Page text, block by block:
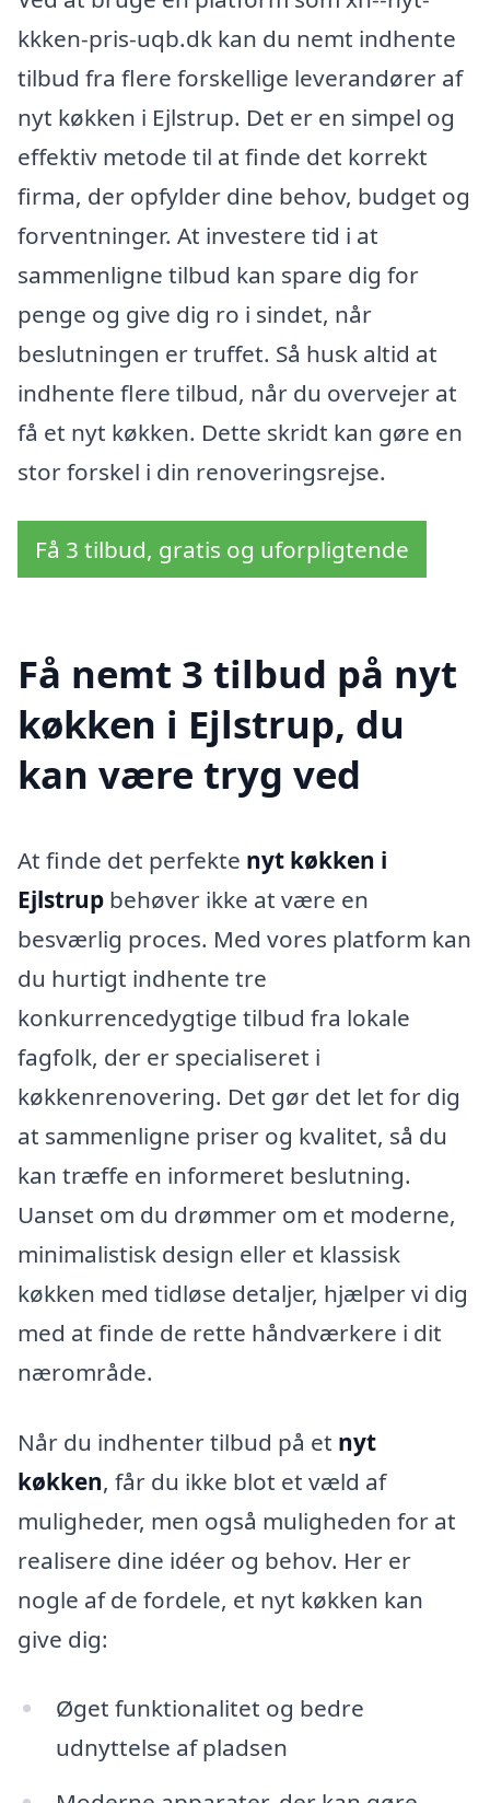
kkken-pris-uqb.dk kan du nemt indhente
tilbud fra flere forskellige leverandører af
nyt køkken i Ejlstrup. Det er en simpel og
effektiv metode til at finde det korrekt
firma, der opfylder dine behov, budget og
forventninger. At investere tid i at
sammenligne tilbud kan spare dig for
penge og give dig ro i sindet, når
beslutningen er truffet. Så husk altid at
indhente flere tilbud, når du overvejer at
få et nyt køkken. Dette skridt kan gøre en
stor forskel i din renoveringsrejse.
Få 3 tilbud, gratis og uforpligtende
Få nemt 3 tilbud på nyt
køkken i Ejlstrup, du
kan være tryg ved
At finde det perfekte nyt køkken i
Ejlstrup behøver ikke at være en
besværlig proces. Med vores platform kan
du hurtigt indhente tre
konkurrencedygtige tilbud fra lokale
fagfolk, der er specialiseret i
køkkenrenovering. Det gør det let for dig
at sammenligne priser og kvalitet, så du
kan træffe en informeret beslutning.
Uanset om du drømmer om et moderne,
minimalistisk design eller et klassisk
køkken med tidløse detaljer, hjælper vi dig
med at finde de rette håndværkere i dit
nærområde.
Når du indhenter tilbud på et nyt
køkken, får du ikke blot et væld af
muligheder, men også muligheden for at
realisere dine idéer og behov. Her er
nogle af de fordele, et nyt køkken kan
give dig:
Øget funktionalitet og bedre
udnyttelse af pladsen